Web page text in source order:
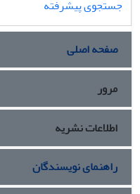
جستجوی پیشرفته
صفحه اصلی
مرور
اطلاعات نشریه
راهنمای نویسندگان